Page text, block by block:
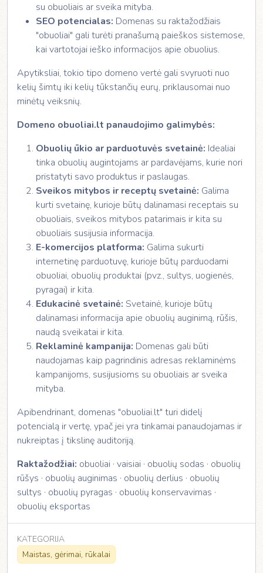
su obuoliais ar sveika mityba.
SEO potencialas: Domenas su raktažodžiais
"obuoliai" gali turėti pranašumą paieškos sistemose,
kai vartotojai ieško informacijos apie obuolius.
Apytiksliai, tokio tipo domeno vertė gali svyruoti nuo
kelių šimtų iki kelių tūkstančių eurų, priklausomai nuo
minėtų veiksnių.
Domeno obuoliai.lt panaudojimo galimybės:
Obuolių ūkio ar parduotuvės svetainė: Idealiai
tinka obuolių augintojams ar pardavėjams, kurie nori
pristatyti savo produktus ir paslaugas.
Sveikos mitybos ir receptų svetainė: Galima
kurti svetainę, kurioje būtų dalinamasi receptais su
obuoliais, sveikos mitybos patarimais ir kita su
obuoliais susijusia informacija.
E-komercijos platforma: Galima sukurti
internetinę parduotuvę, kurioje būtų parduodami
obuoliai, obuolių produktai (pvz., sultys, uogienės,
pyragai) ir kita.
Edukacinė svetainė: Svetainė, kurioje būtų
dalinamasi informacija apie obuolių auginimą, rūšis,
naudą sveikatai ir kita.
Reklaminė kampanija: Domenas gali būti
naudojamas kaip pagrindinis adresas reklaminėms
kampanijoms, susijusioms su obuoliais ar sveika
mityba.
Apibendrinant, domenas "obuoliai.lt" turi didelį
potencialą ir vertę, ypač jei yra tinkamai panaudojamas ir
nukreiptas į tikslinę auditoriją.
Raktažodžiai: obuoliai · vaisiai · obuolių sodas · obuolių
rūšys · obuolių auginimas · obuolių derlius · obuolių
sultys · obuolių pyragas · obuolių konservavimas ·
obuolių eksportas
KATEGORIJA
Maistas, gėrimai, rūkalai